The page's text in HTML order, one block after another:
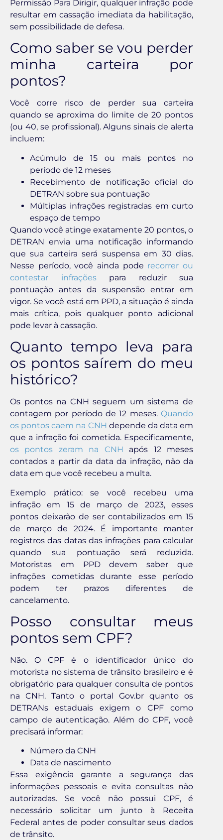
Permissão Para Dirigir, qualquer infração pode
resultar em cassação imediata da habilitação,
sem possibilidade de defesa.
Como saber se vou perder
minha carteira por
pontos?
Você corre risco de perder sua carteira
quando se aproxima do limite de 20 pontos
(ou 40, se profissional). Alguns sinais de alerta
incluem:
Acúmulo de 15 ou mais pontos no
período de 12 meses
Recebimento de notificação oficial do
DETRAN sobre sua pontuação
Múltiplas infrações registradas em curto
espaço de tempo
Quando você atinge exatamente 20 pontos, o
DETRAN envia uma notificação informando
que sua carteira será suspensa em 30 dias.
Nesse período, você ainda pode recorrer ou
contestar infraçõespara reduzir sua
pontuação antes da suspensão entrar em
vigor. Se você está em PPD, a situação é ainda
mais crítica, pois qualquer ponto adicional
pode levar à cassação.
Quanto tempo leva para
os pontos saírem do meu
histórico?
Os pontos na CNH seguem um sistema de
contagem por período de 12 meses. Quando
os pontos caem na CNH depende da data em
que a infração foi cometida. Especificamente,
os pontos zeram na CNH após 12 meses
contados a partir da data da infração, não da
data em que você recebeu a multa.
Exemplo prático: se você recebeu uma
infração em 15 de março de 2023, esses
pontos deixarão de ser contabilizados em 15
de março de 2024. É importante manter
registros das datas das infrações para calcular
quando sua pontuação será reduzida.
Motoristas em PPD devem saber que
infrações cometidas durante esse período
podem ter prazos diferentes de
cancelamento.
Posso consultar meus
pontos sem CPF?
Não. O CPF é o identificador único do
motorista no sistema de trânsito brasileiro e é
obrigatório para qualquer consulta de pontos
na CNH. Tanto o portal Gov.br quanto os
DETRANs estaduais exigem o CPF como
campo de autenticação. Além do CPF, você
precisará informar:
Número da CNH
Data de nascimento
Essa exigência garante a segurança das
informações pessoais e evita consultas não
autorizadas. Se você não possui CPF, é
necessário solicitar um junto à Receita
Federal antes de poder consultar seus dados
de trânsito.